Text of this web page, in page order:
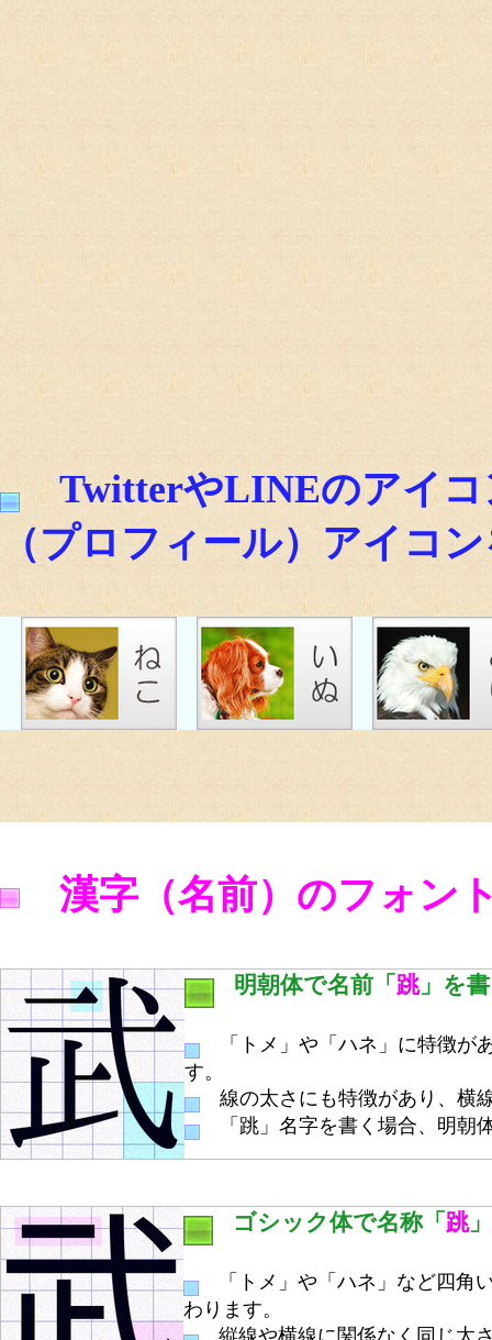
TwitterやLINEのアイ
（プロフィール）アイコ
漢字（名前）のフォン
明朝体で名前「 跳」を
「トメ」や「ハネ」に特徴が
す。
線の太さにも特徴があり、横
「跳」名字を書く場合、明朝
ゴシック体で名称「 跳
「トメ」や「ハネ」など四角
わります。
縦線や横線に関係なく同じ太